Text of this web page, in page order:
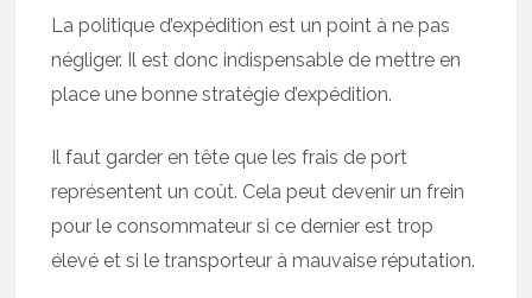
La politique d’expédition est un point à ne pas
négliger. Il est donc indispensable de mettre en
place une bonne stratégie d’expédition.
Il faut garder en tête que les frais de port
représentent un coût. Cela peut devenir un frein
pour le consommateur si ce dernier est trop
élevé et si le transporteur à mauvaise réputation.